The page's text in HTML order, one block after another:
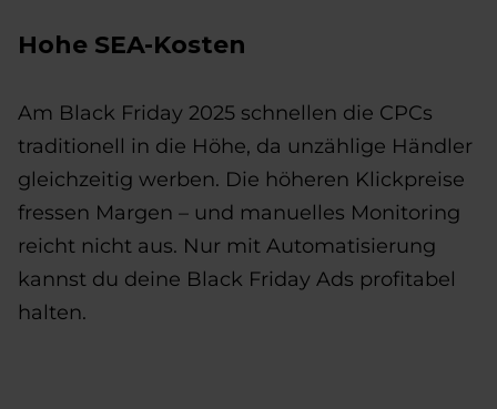
Hohe SEA-Kosten
Am Black Friday 2025 schnellen die CPCs
traditionell in die Höhe, da unzählige Händler
gleichzeitig werben. Die höheren Klickpreise
fressen Margen – und manuelles Monitoring
reicht nicht aus. Nur mit Automatisierung
kannst du deine Black Friday Ads profitabel
halten.